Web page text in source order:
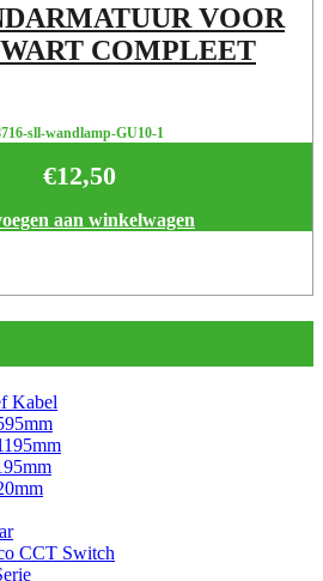
VOOR
COMPLEET
sll-wandlamp-GU10-1
€12,50
aan winkelwagen
Kabel
CCT Switch